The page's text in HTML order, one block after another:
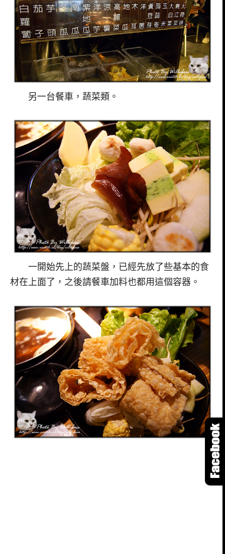
另一台餐車，蔬菜類。
一開始先上的蔬菜盤，已經先放了些基本的食
材在上面了，之後請餐車加料也都用這個容器。